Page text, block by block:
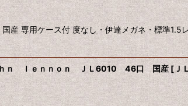
産 専用ケース付 度なし・伊達メガネ・標準1.5
ｎ ｌｅｎｎｏｎ ＪＬ6010 46口 国産 [ Ｊ